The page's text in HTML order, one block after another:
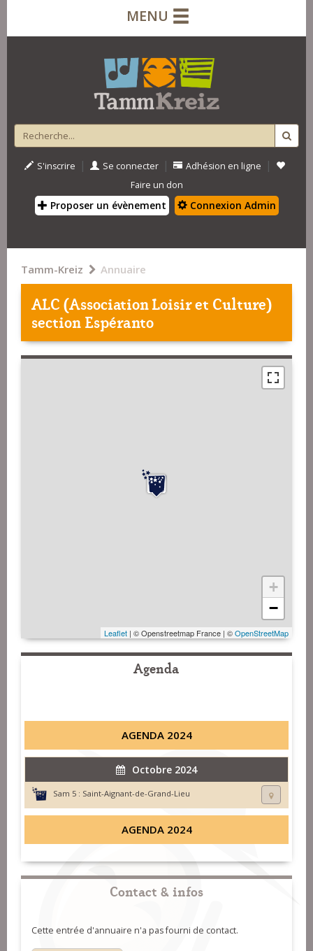
MENU
S'inscrire | Se connecter | Adhésion en ligne |
Faire un don
Proposer un évènement Connexion Admin
Tamm-Kreiz Annuaire
ALC (Association Loisir et Culture)
section Espéranto
+
−
Leaflet | © Openstreetmap France | ©OpenStreetMap
Agenda
AGENDA 2024
Octobre 2024
Sam 5 : Saint-Aignant-de-Grand-Lieu
AGENDA 2024
Contact & infos
Cette entrée d'annuaire n'a pas fourni de contact.